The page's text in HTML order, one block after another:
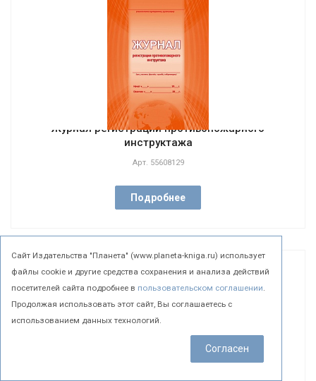
Журнал регистрации противопожарного
инструктажа
Арт. 55608129
Подробнее
Cайт Издательства "Планета" (www.planeta-kniga.ru) использует
файлы cookie и другие средства сохранения и анализа действий
посетителей сайта подробнее в пользовательском соглашении.
Продолжая использовать этот сайт, Вы соглашаетесь с
использованием данных технологий.
Согласен